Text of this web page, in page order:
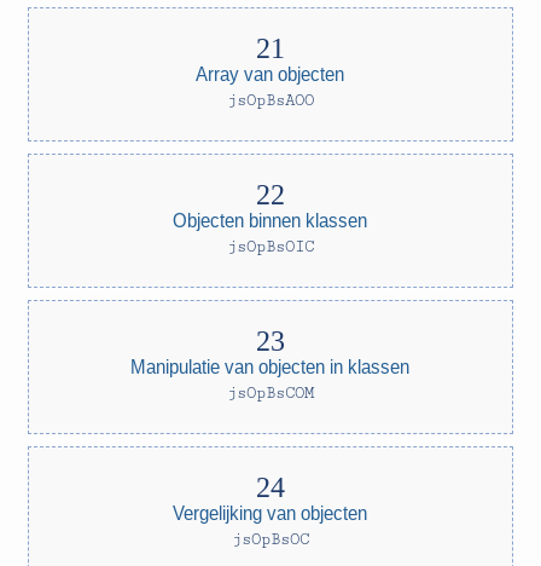
Array van objecten
jsOpBsAOO
Objecten binnen klassen
jsOpBsOIC
Manipulatie van objecten in klassen
jsOpBsCOM
Vergelijking van objecten
jsOpBsOC